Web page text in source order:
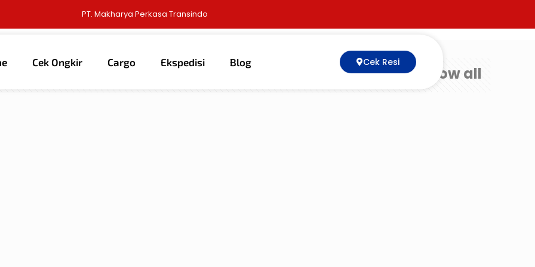
PT. Makharya Perkasa Transindo
Cek Ongkir Cargo Ekspedisi Blog Cek Resi
Show all